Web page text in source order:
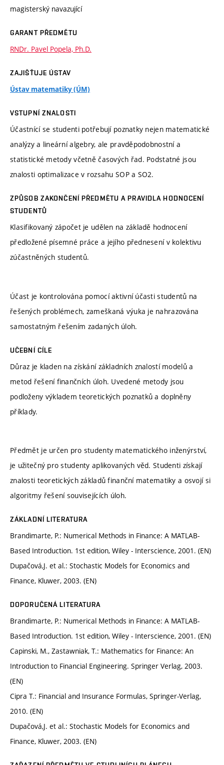
magisterský navazující
GARANT PŘEDMĚTU
RNDr. Pavel Popela, Ph.D.
ZAJIŠŤUJE ÚSTAV
Ústav matematiky (ÚM)
VSTUPNÍ ZNALOSTI
Účastnící se studenti potřebují poznatky nejen matematické
analýzy a lineární algebry, ale pravděpodobnostní a
statistické metody včetně časových řad. Podstatné jsou
znalosti optimalizace v rozsahu SOP a SO2.
ZPŮSOB ZAKONČENÍ PŘEDMĚTU A PRAVIDLA HODNOCENÍ
STUDENTŮ
Klasifikovaný zápočet je udělen na základě hodnocení
předložené písemné práce a jejího přednesení v kolektivu
zúčastněných studentů.
Účast je kontrolována pomocí aktivní účasti studentů na
řešených problémech, zameškaná výuka je nahrazována
samostatným řešením zadaných úloh.
UČEBNÍ CÍLE
Důraz je kladen na získání základních znalostí modelů a
metod řešení finančních úloh. Uvedené metody jsou
podloženy výkladem teoretických poznatků a doplněny
příklady.
Předmět je určen pro studenty matematického inženýrství,
je užitečný pro studenty aplikovaných věd. Studenti získají
znalosti teoretických základů finanční matematiky a osvojí si
algoritmy řešení souvisejících úloh.
ZÁKLADNÍ LITERATURA
Brandimarte, P.: Numerical Methods in Finance: A MATLAB-
Based Introduction. 1st edition, Wiley - Interscience, 2001. (EN)
Dupačová,J. et al.: Stochastic Models for Economics and
Finance, Kluwer, 2003. (EN)
DOPORUČENÁ LITERATURA
Brandimarte, P.: Numerical Methods in Finance: A MATLAB-
Based Introduction. 1st edition, Wiley - Interscience, 2001. (EN)
Capinski, M., Zastawniak, T.: Mathematics for Finance: An
Introduction to Financial Engineering. Springer Verlag, 2003.
(EN)
Cipra T.: Financial and Insurance Formulas, Springer-Verlag,
2010. (EN)
Dupačová,J. et al.: Stochastic Models for Economics and
Finance, Kluwer, 2003. (EN)